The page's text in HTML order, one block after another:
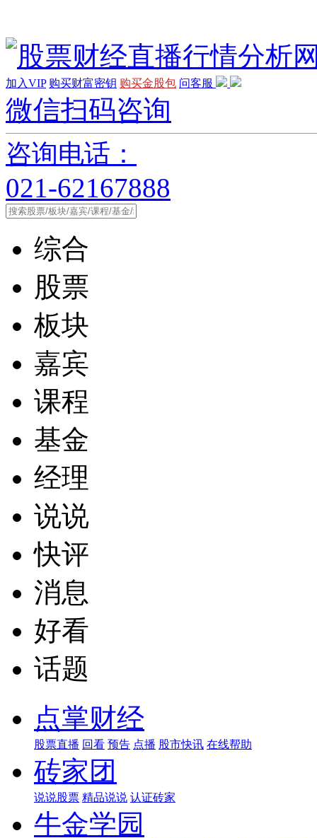
加入VIP 购买财富密钥 购买金股包 问客服
微信扫码咨询
咨询电话：
021-62167888
综合
股票
板块
嘉宾
课程
基金
经理
说说
快评
消息
好看
话题
点掌财经
股票直播 回看 预告 点播 股市快讯 在线帮助
砖家团
说说股票 精品说说 认证砖家
牛金学园